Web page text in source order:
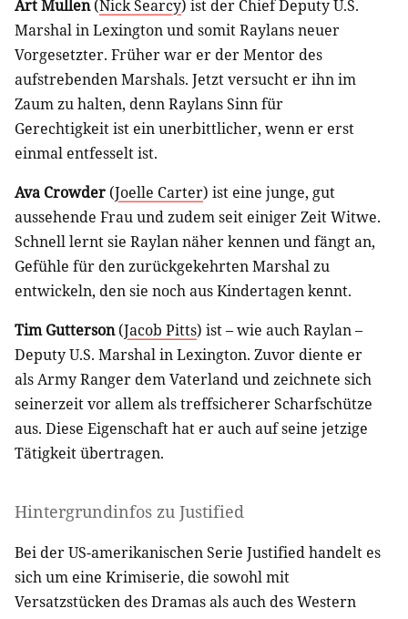
Art Mullen(Nick Searcy) ist der Chief Deputy U.S.
Marshal in Lexington und somit Raylans neuer
Vorgesetzter. Früher war er der Mentor des
aufstrebenden Marshals. Jetzt versucht er ihn im
Zaum zu halten, denn Raylans Sinn für
Gerechtigkeit ist ein unerbittlicher, wenn er erst
einmal entfesselt ist.
Ava Crowder (Joelle Carter) ist eine junge, gut
aussehende Frau und zudem seit einiger Zeit Witwe.
Schnell lernt sie Raylan näher kennen und fängt an,
Gefühle für den zurückgekehrten Marshal zu
entwickeln, den sie noch aus Kindertagen kennt.
Tim Gutterson(Jacob Pitts) ist – wie auch Raylan –
Deputy U.S. Marshal in Lexington. Zuvor diente er
als Army Ranger dem Vaterland und zeichnete sich
seinerzeit vor allem als treffsicherer Scharfschütze
aus. Diese Eigenschaft hat er auch auf seine jetzige
Tätigkeit übertragen.
Hintergrundinfos zu Justified
Bei der US-amerikanischen Serie Justified handelt es
sich um eine Krimiserie, die sowohl mit
Versatzstücken des Dramas als auch des Western